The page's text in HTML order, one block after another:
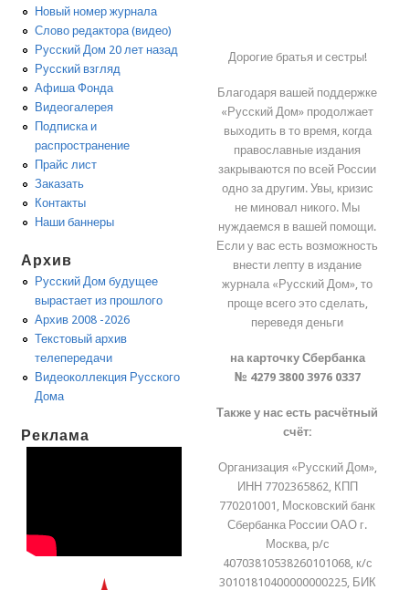
Новый номер журнала
Слово редактора (видео)
Русский Дом 20 лет назад
Русский взгляд
Афиша Фонда
Видеогалерея
Подписка и
распространение
Прайс лист
Заказать
Контакты
Наши баннеры
Архив
Русский Дом будущее
вырастает из прошлого
Архив 2008 -2026
Текстовый архив
телепередачи
Видеоколлекция Русского
Дома
Реклама
Дорогие братья и сестры!
Благодаря вашей поддержке
«Русский Дом» продолжает
выходить в то время, когда
православные издания
закрываются по всей России
одно за другим. Увы, кризис
не миновал никого. Мы
нуждаемся в вашей помощи.
Если у вас есть возможность
внести лепту в издание
журнала «Русский Дом», то
проще всего это сделать,
переведя деньги
на карточку Сбербанка
№ 4279 3800 3976 0337
Также у нас есть расчётный
счёт:
Организация «Русский Дом»,
ИНН 7702365862, КПП
770201001, Московский банк
Сбербанка России ОАО г.
Москва, р/с
40703810538260101068, к/с
30101810400000000225, БИК